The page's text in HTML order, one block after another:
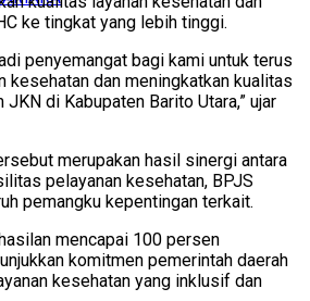
ke tingkat yang lebih tinggi.
penyemangat bagi kami untuk terus
kesehatan dan meningkatkan kualitas
di Kabupaten Barito Utara,” ujar
merupakan hasil sinergi antara
pelayanan kesehatan, BPJS
pemangku kepentingan terkait.
mencapai 100 persen
komitmen pemerintah daerah
kesehatan yang inklusif dan